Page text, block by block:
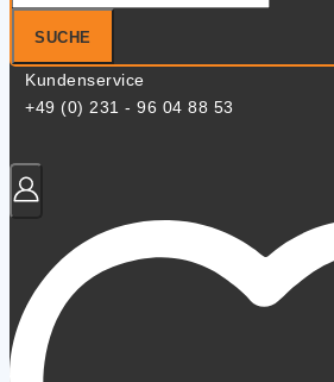
nach:
SUCHE
Kundenservice
+49 (0) 231 - 96 04 88 53